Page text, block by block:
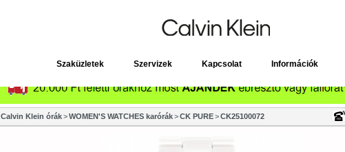
Szaküzletek Szervizek Kapcsolat Információk
Calvin Klein órák > WOMEN'S WATCHES karórák > CK PURE > CK25100072